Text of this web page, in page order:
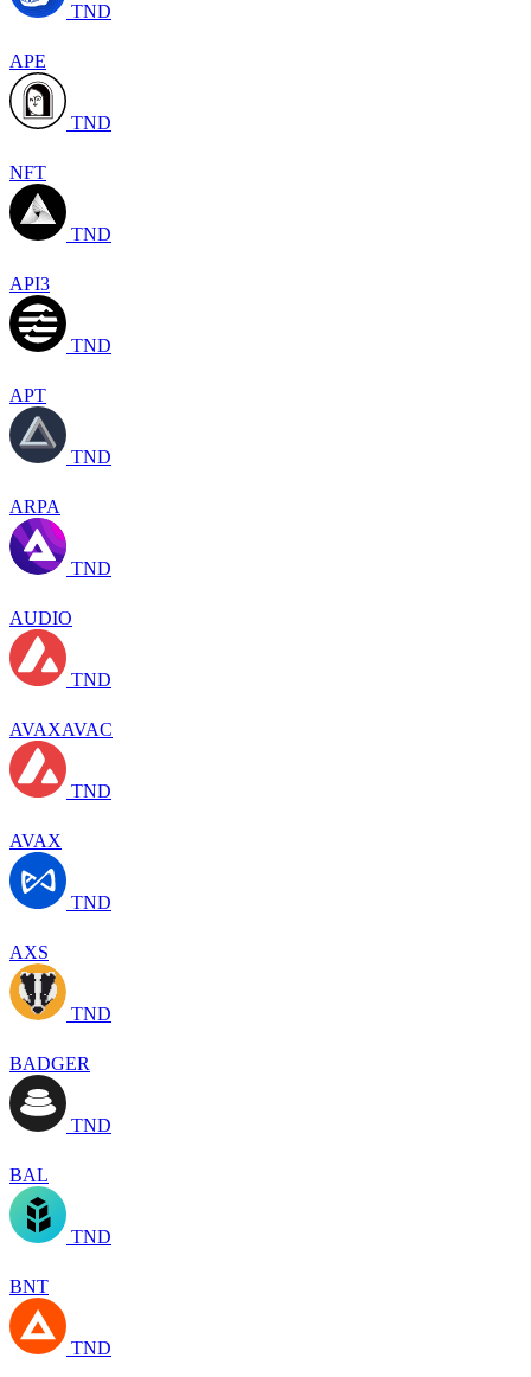
TND
APE
TND
NFT
TND
API3
TND
APT
TND
ARPA
TND
AUDIO
TND
AVAXAVAC
TND
AVAX
TND
AXS
TND
BADGER
TND
BAL
TND
BNT
TND